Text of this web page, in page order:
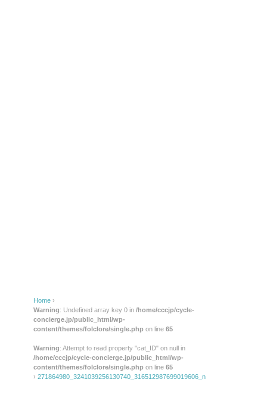
Home ›
Warning: Undefined array key 0 in /home/cccjp/cycle-
concierge.jp/public_html/wp-
content/themes/folclore/single.php on line 65
Warning: Attempt to read property "cat_ID" on null in
/home/cccjp/cycle-concierge.jp/public_html/wp-
content/themes/folclore/single.php on line 65
› 271864980_3241039256130740_316512987699019606_n